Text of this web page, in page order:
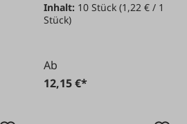
Inhalt: 10 Stück(1,22 € / 1
Stück)
Ab
12,15 €*